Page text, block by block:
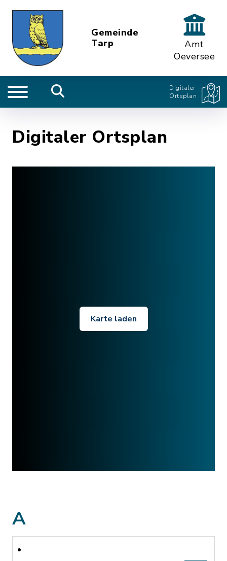
Gemeinde
Tarp
Amt
Oeversee
Digitaler
Ortsplan
Digitaler Ortsplan
Karte laden
A